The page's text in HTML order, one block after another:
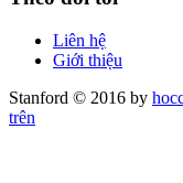
Liên hệ
Giới thiệu
Stanford © 2016 by
trên